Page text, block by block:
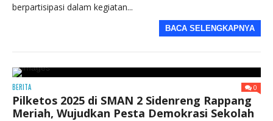
berpartisipasi dalam kegiatan...
BACA SELENGKAPNYA
BERITA 0
Pilketos 2025 di SMAN 2 Sidenreng Rappang
Meriah, Wujudkan Pesta Demokrasi Sekolah